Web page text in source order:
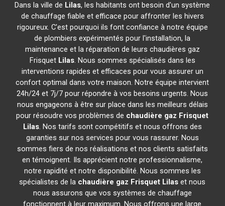
Dans la ville de Lilas, les habitants ont besoin d'un système
de chauffage fiable et efficace pour affronter les hivers
rigoureux. C'est pourquoi ils font confiance à notre équipe
de plombiers expérimentés pour l'installation, la
maintenance et la réparation de leurs chaudières gaz
Frisquet Lilas. Nous sommes spécialisés dans les
interventions rapides et efficaces pour vous assurer un
confort optimal dans votre maison. Notre équipe intervient
24h/24 et 7j/7 pour répondre à vos besoins urgents. Nous
nous engageons à être sur place dans les meilleurs délais
pour résoudre vos problèmes de chaudière gaz Frisquet
Lilas. Nos tarifs sont compétitifs et nous offrons des
garanties sur nos services pour vous rassurer. Nous
sommes fiers de nos réalisations et nos clients satisfaits
en témoignent. Ils apprécient notre professionnalisme,
notre rapidité et notre disponibilité. Nous sommes les
spécialistes de la chaudière gaz Frisquet Lilas et nous
nous assurons que vos systèmes de chauffage
fonctionnent à leur maximum. Nous offrons une large